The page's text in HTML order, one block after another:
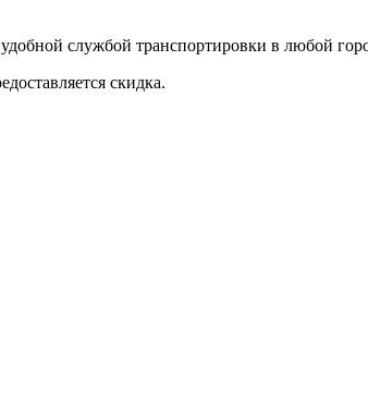
службой транспортировки в любой
скидка.